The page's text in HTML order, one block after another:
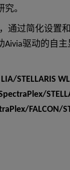
。
通过简化设置
驱动的自主
STELLARIS
FALCON/